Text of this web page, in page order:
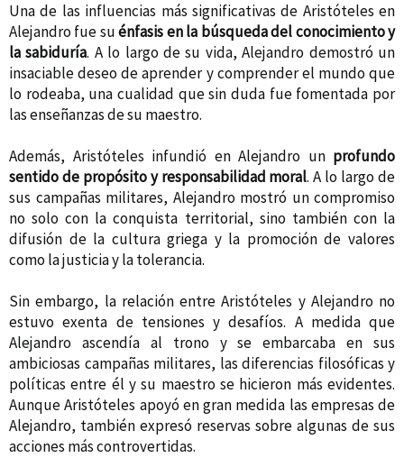
Una de las influencias más significativas de Aristóteles en
Alejandro fue suénfasis en la búsqueda del conocimiento y
la sabiduría. A lo largo de su vida, Alejandro demostró un
insaciable deseo de aprender y comprender el mundo que
lo rodeaba, una cualidad que sin duda fue fomentada por
las enseñanzas de su maestro.
Además, Aristóteles infundió en Alejandro un profundo
sentido de propósito y responsabilidad moral. A lo largo de
sus campañas militares, Alejandro mostró un compromiso
no solo con la conquista territorial, sino también con la
difusión de la cultura griega y la promoción de valores
como la justicia y la tolerancia.
Sin embargo, la relación entre Aristóteles y Alejandro no
estuvo exenta de tensiones y desafíos. A medida que
Alejandro ascendía al trono y se embarcaba en sus
ambiciosas campañas militares, las diferencias filosóficas y
políticas entre él y su maestro se hicieron más evidentes.
Aunque Aristóteles apoyó en gran medida las empresas de
Alejandro, también expresó reservas sobre algunas de sus
acciones más controvertidas.